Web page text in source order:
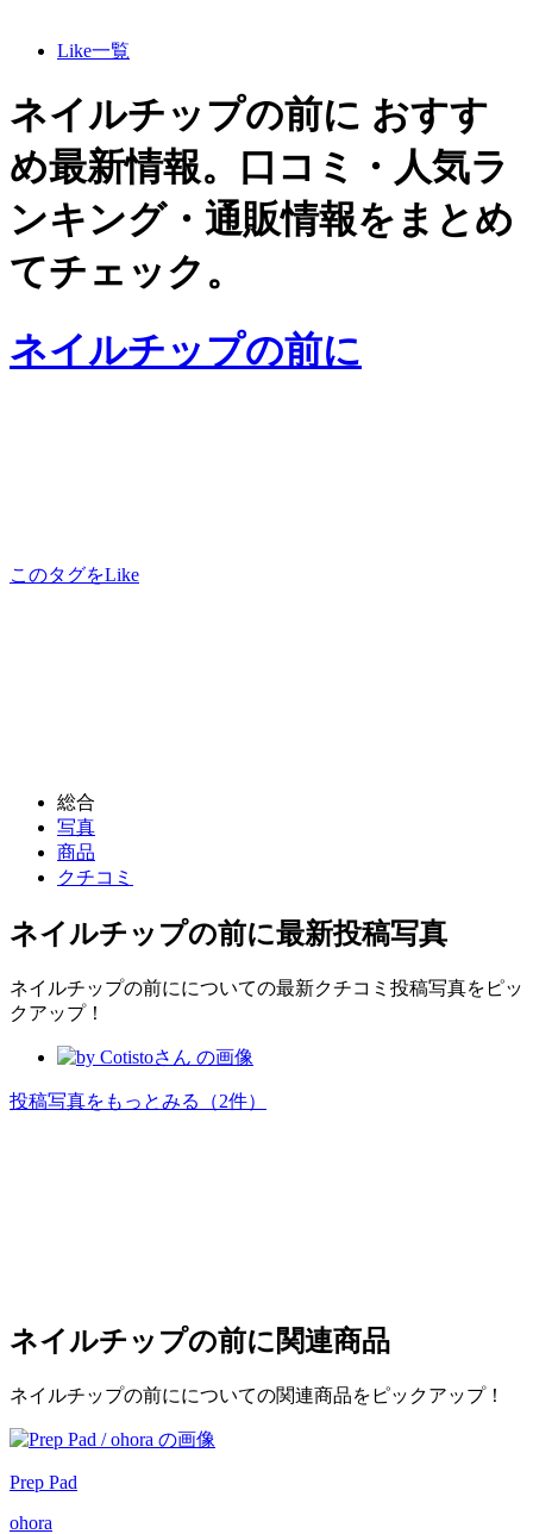
Like一覧
ネイルチップの前に おすす
め最新情報。口コミ・人気ラ
ンキング・通販情報をまとめ
てチェック。
ネイルチップの前に
このタグをLike
総合
写真
商品
クチコミ
ネイルチップの前に最新投稿写真
ネイルチップの前にについての最新クチコミ投稿写真をピッ
クアップ！
投稿写真をもっとみる （2件）
ネイルチップの前に関連商品
ネイルチップの前にについての関連商品をピックアップ！
Prep Pad
ohora